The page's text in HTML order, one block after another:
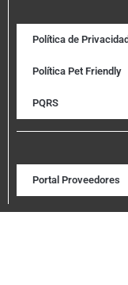
Política de
Política Pet Friendly
PQRS
Portal Proveedores